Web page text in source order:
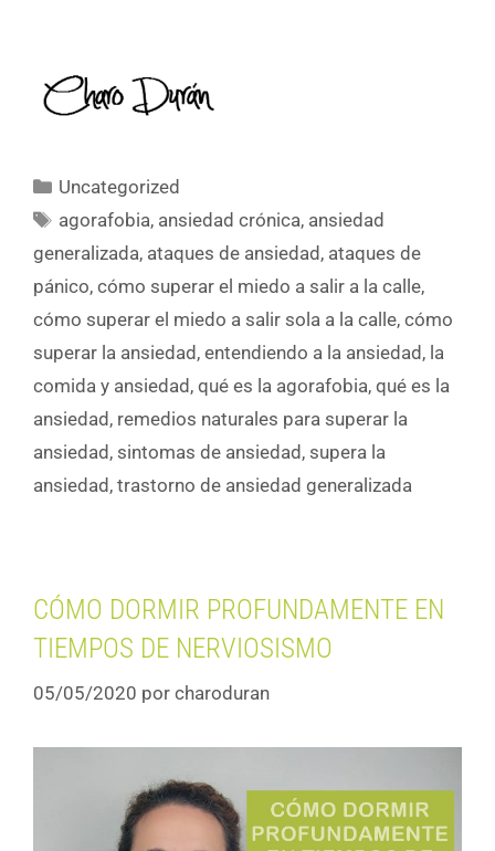
Uncategorized
agorafobia, ansiedad crónica, ansiedad
generalizada, ataques de ansiedad, ataques de
pánico, cómo superar el miedo a salir a la calle,
cómo superar el miedo a salir sola a la calle, cómo
superar la ansiedad, entendiendo a la ansiedad, la
comida y ansiedad, qué es la agorafobia, qué es la
ansiedad, remedios naturales para superar la
ansiedad, sintomas de ansiedad, supera la
ansiedad, trastorno de ansiedad generalizada
CÓMO DORMIR PROFUNDAMENTE EN
TIEMPOS DE NERVIOSISMO
05/05/2020 por charoduran